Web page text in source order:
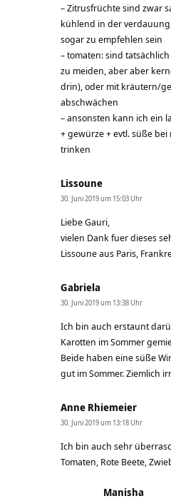
– Zitrusfrüchte sind zwar
kühlend in der
sogar zu empfehlen sein
– tomaten: sind
zu meiden, aber aber
drin), oder mit kräutern/
abschwächen
– ansonsten kann ich ein
+ gewürze + evtl. süße
trinken
Lissoune
30. Juni 2019 um 15:03 Uhr
Liebe Gauri,
vielen Dank fuer dieses
Lissoune aus Paris,
Gabriela
30. Juni 2019 um 13:38 Uhr
Ich bin auch erstaunt
Karotten im Sommer
Beide haben eine süße
gut im Sommer. Ziemlich
Anne Rhiemeier
30. Juni 2019 um 13:18 Uhr
Ich bin auch sehr
Tomaten, Rote Beete,
Manisha